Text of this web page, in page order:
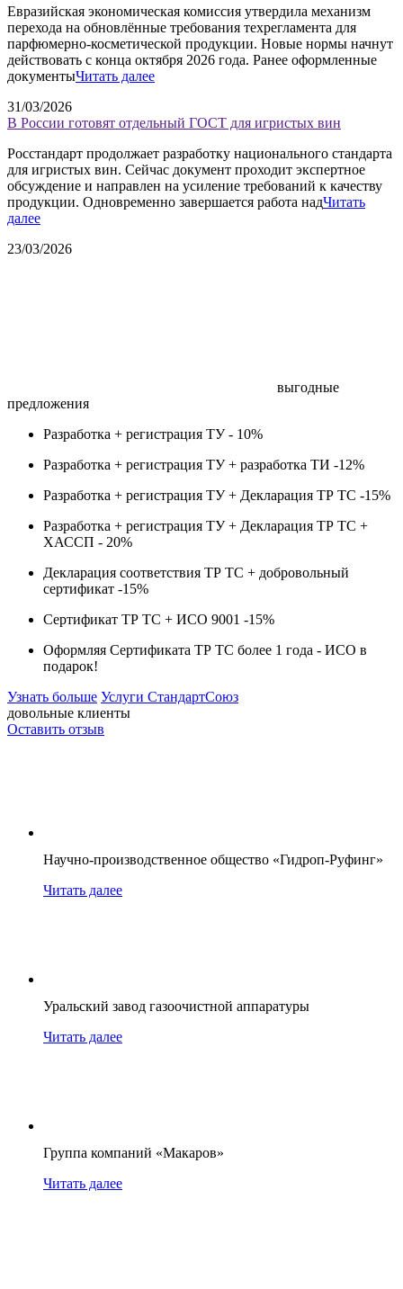
Евразийская экономическая комиссия утвердила механизм
перехода на обновлённые требования техрегламента для
парфюмерно-косметической продукции. Новые нормы начнут
действовать с конца октября 2026 года. Ранее оформленные
документыЧитать далее
31/03/2026
В России готовят отдельный ГОСТ для игристых вин
Росстандарт продолжает разработку национального стандарта
для игристых вин. Сейчас документ проходит экспертное
обсуждение и направлен на усиление требований к качеству
продукции. Одновременно завершается работа надЧитать
далее
23/03/2026
выгодные
предложения
Разработка + регистрация ТУ - 10%
Разработка + регистрация ТУ + разработка ТИ -12%
Разработка + регистрация ТУ + Декларация ТР ТС -15%
Разработка + регистрация ТУ + Декларация ТР ТС +
ХАССП - 20%
Декларация соответствия ТР ТС + добровольный
сертификат -15%
Сертификат ТР ТС + ИСО 9001 -15%
Оформляя Сертификата ТР ТС более 1 года - ИСО в
подарок!
Узнать больше Услуги СтандартСоюз
довольные клиенты
Оставить отзыв
Научно-производственное общество «Гидроп-Руфинг»
Читать далее
Уральский завод газоочистной аппаратуры
Читать далее
Группа компаний «Макаров»
Читать далее